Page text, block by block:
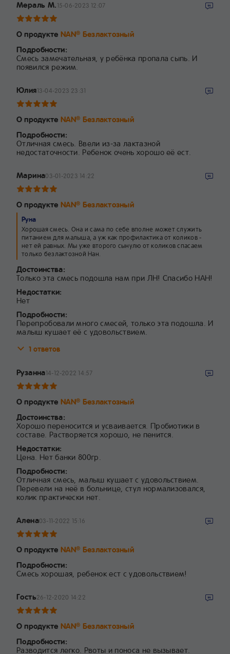
Мераль М.15-06-2023 12:07
О продукте NAN® Безлактозный
Подробности:
Смесь замечательная, у ребёнка пропала сыпь. И
появился режим.
Юлия13-04-2023 23:31
О продукте NAN® Безлактозный
Подробности:
Отличная смесь. Ввели из-за лактазной
недостаточности. Ребенок очень хорошо её ест.
Марина03-01-2023 14:22
О продукте NAN® Безлактозный
Руна
Хорошая смесь. Она и сама по себе вполне может служить
питанием для малыша, а уж как профилактика от коликов -
нет ей равных. Мы уже второго сынулю от коликов спасаем
только безлактозной Нан.
Достоинства:
Только эта смесь подошла нам при ЛН! Спасибо НАН!
Недостатки:
Нет
Подробности:
Перепробовали много смесей, только эта подошла. И
малыш кушает её с удовольствием.
1 ответов
Рузанна14-12-2022 14:57
О продукте NAN® Безлактозный
Достоинства:
Хорошо переносится и усваивается. Пробиотики в
составе. Растворяется хорошо, не пенится.
Недостатки:
Цена. Нет банки 800гр.
Подробности:
Отличная смесь, малыш кушает с удовольствием.
Перевели на неё в больнице, стул нормализовался,
колик практически нет.
Алена03-11-2022 15:16
О продукте NAN® Безлактозный
Подробности:
Смесь хорошая, ребенок ест с удовольствием!
Гость26-12-2020 14:22
О продукте NAN® Безлактозный
Подробности:
Разводится легко. Рвоты и поноса не вызывает.